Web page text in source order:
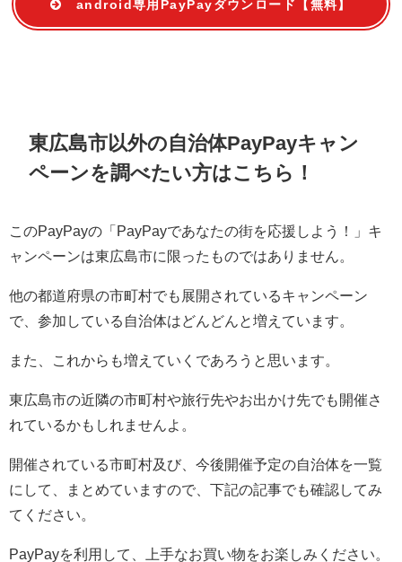
android専用PayPayダウンロード【無料】
東広島市以外の自治体PayPayキャン
ペーンを調べたい方はこちら！
このPayPayの「PayPayであなたの街を応援しよう！」キ
ャンペーンは東広島市に限ったものではありません。
他の都道府県の市町村でも展開されているキャンペーン
で、参加している自治体はどんどんと増えています。
また、これからも増えていくであろうと思います。
東広島市の近隣の市町村や旅行先やお出かけ先でも開催さ
れているかもしれませんよ。
開催されている市町村及び、今後開催予定の自治体を一覧
にして、まとめていますので、下記の記事でも確認してみ
てください。
PayPayを利用して、上手なお買い物をお楽しみください。